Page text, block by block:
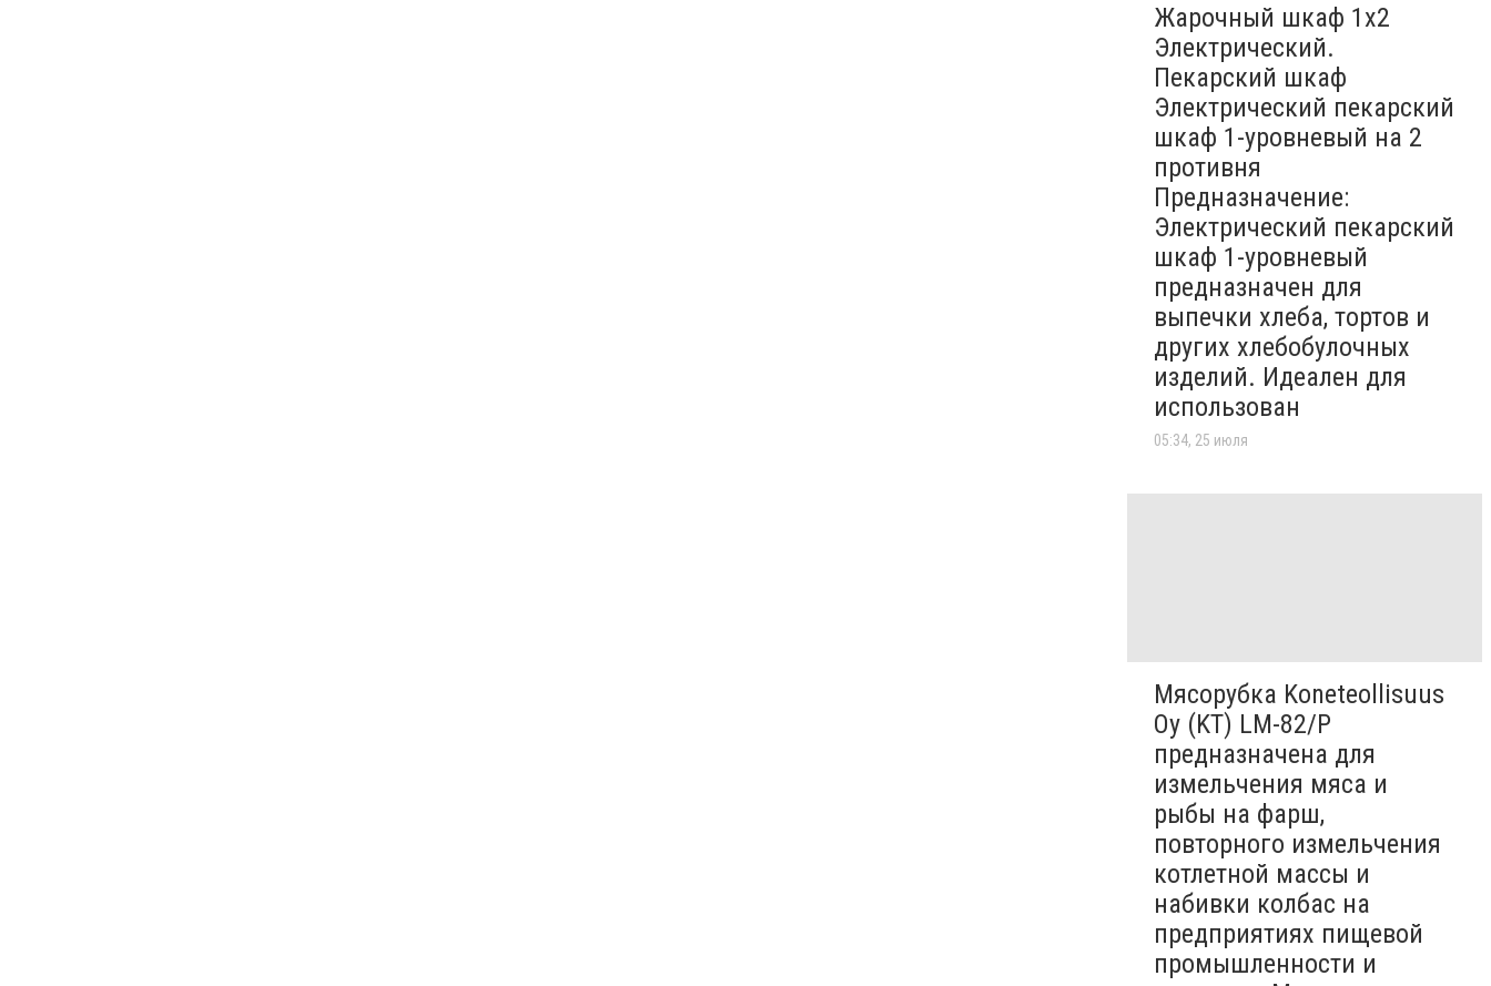
Жарочный шкаф 1х2
Электрический.
Пекарский шкаф
Электрический пекарский
шкаф 1-уровневый на 2
противня
Предназначение:
Электрический пекарский
шкаф 1-уровневый
предназначен для
выпечки хлеба, тортов и
других хлебобулочных
изделий. Идеален для
использован
05:34, 25 июля
Мясорубка Koneteollisuus
Oy (KT)​ LM-82/P
предназначена для
измельчения мяса и
рыбы на фарш,
повторного измельчения
котлетной массы и
набивки колбас на
предприятиях пищевой
промышленности и